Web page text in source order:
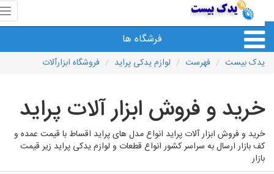
فرشگاه ها
یدک بیست فهرست لوازم یدکی پراید فروشگاه ابزارآلات
خرید و فروش ابزار آلات پراید
خرید و فروش ابزار آلات پراید انواع مدل های پراید اقساط با قیمت عمده و
کف بازار ارسال به سراسر کشور انواع قطعات و لوازم یدکی پراید زیر قیمت
بازار